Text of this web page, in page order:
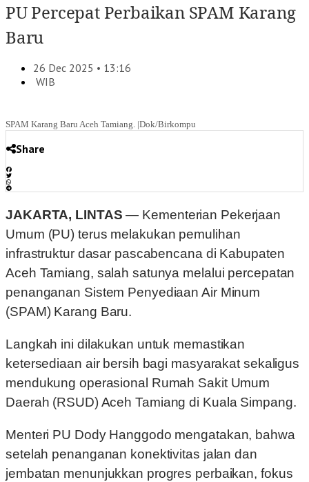
PU Percepat Perbaikan SPAM Karang
Baru
26 Dec 2025 • 13:16
WIB
SPAM Karang Baru Aceh Tamiang. |Dok/Birkompu
Share
JAKARTA, LINTAS — Kementerian Pekerjaan
Umum (PU) terus melakukan pemulihan
infrastruktur dasar pascabencana di Kabupaten
Aceh Tamiang, salah satunya melalui percepatan
penanganan Sistem Penyediaan Air Minum
(SPAM) Karang Baru.
Langkah ini dilakukan untuk memastikan
ketersediaan air bersih bagi masyarakat sekaligus
mendukung operasional Rumah Sakit Umum
Daerah (RSUD) Aceh Tamiang di Kuala Simpang.
Menteri PU Dody Hanggodo mengatakan, bahwa
setelah penanganan konektivitas jalan dan
jembatan menunjukkan progres perbaikan, fokus